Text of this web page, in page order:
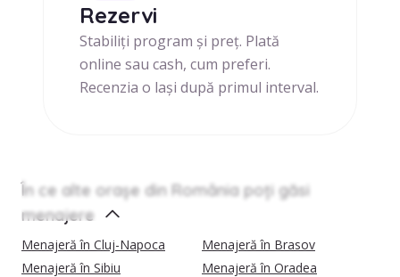
Rezervi
Stabiliți program și preț. Plată
online sau cash, cum preferi.
Recenzia o lași după primul interval.
În ce alte orașe din România poți găsi
menajere
Menajeră în Cluj-Napoca
Menajeră în Brasov
Menajeră în Sibiu
Menajeră în Oradea